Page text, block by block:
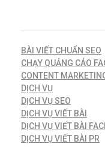
BÀI VIẾT CHUẨN SEO
CHẠY QUẢNG CÁO
CONTENT
DỊCH VỤ
DỊCH VỤ SEO
DỊCH VỤ VIẾT BÀI
DỊCH VỤ VIẾT BÀI
DỊCH VỤ VIẾT BÀI PR